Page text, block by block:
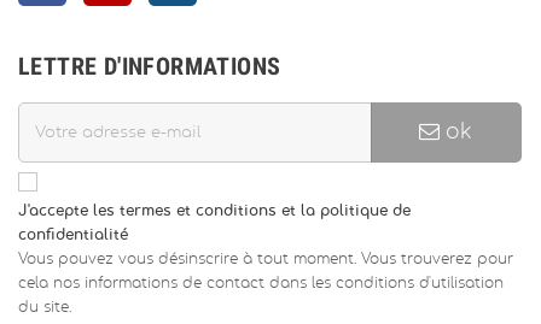
LETTRE D'INFORMATIONS
ok
J'accepte les termes et conditions et la politique de
confidentialité
Vous pouvez vous désinscrire à tout moment. Vous trouverez pour
cela nos informations de contact dans les conditions d'utilisation
du site.